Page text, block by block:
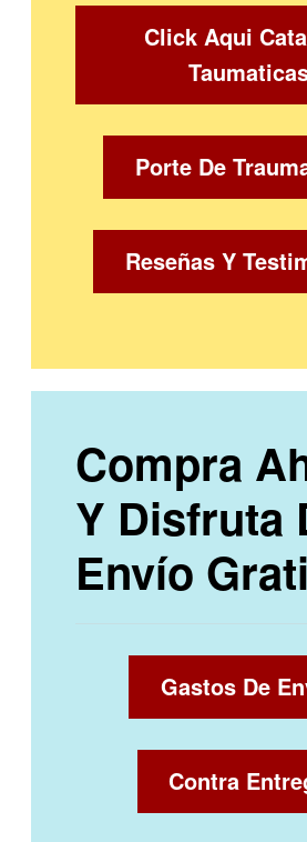
Click Aqui
Porte De
Reseñas Y
Compra
Y Disfruta
Envío
Gastos De
Contra